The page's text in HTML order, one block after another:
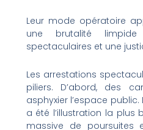
Leur mode opératoire
une brutalité
spectaculaires et une
Les arrestations
piliers. D’abord, des
asphyxier l’espace
a été l’illustration la plus
massive de poursuites